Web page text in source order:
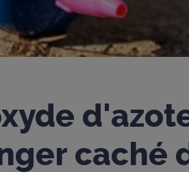
caché